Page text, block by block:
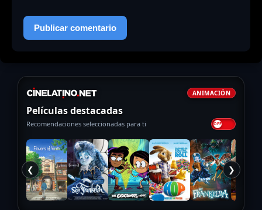
ANIMACIÓN
Películas destacadas
Recomendaciones seleccionadas para ti
❮ ❯